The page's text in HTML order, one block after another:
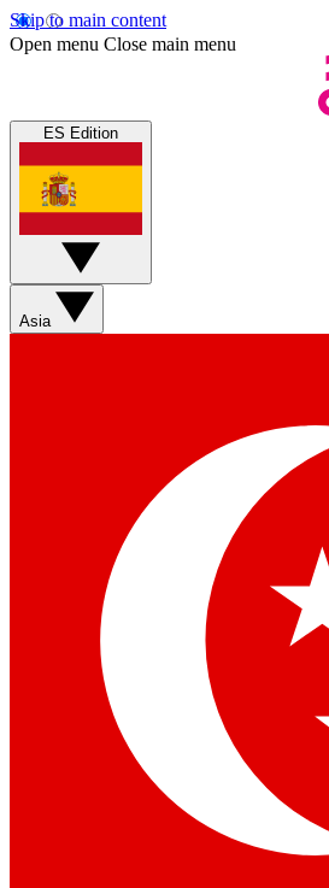
Skip to main content
Open menu Close main menu
ES Edition
Asia